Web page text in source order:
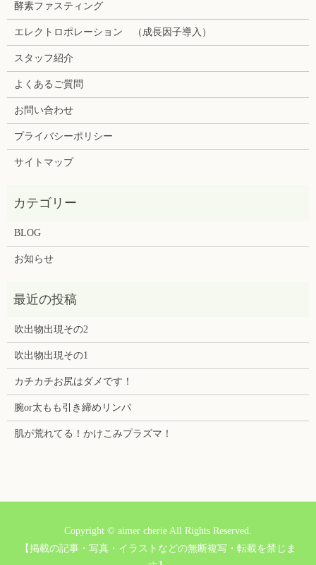
酵素ファスティング
エレクトロポレーション （成長因子導入）
スタッフ紹介
よくあるご質問
お問い合わせ
プライバシーポリシー
サイトマップ
BLOG
お知らせ
吹出物出現その2
吹出物出現その1
カチカチお尻はダメです！
腕or太もも引き締めリンパ
肌が荒れてる！かけこみプラズマ！
Copyright © aimer cherie All Rights Reserved.
【掲載の記事・写真・イラストなどの無断複写・転載を禁じま